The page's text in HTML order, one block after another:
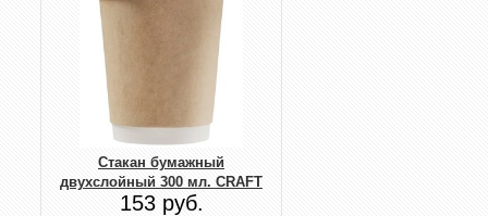
Стакан бумажный
двухслойный 300 мл. CRAFT
153 руб.